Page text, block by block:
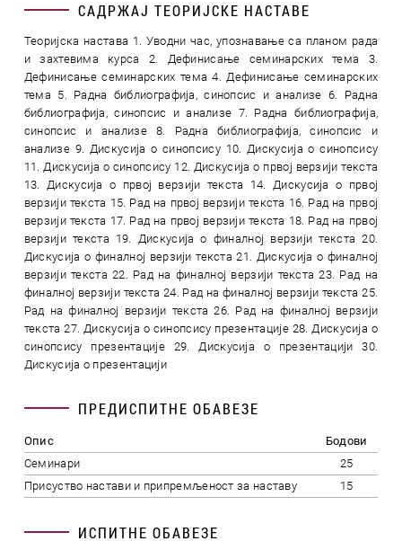
САДРЖАЈ ТЕОРИЈСКЕ НАСТАВЕ
Теоријска настава 1. Уводни час, упознавање са планом рада
и захтевима курса 2. Дефинисање семинарских тема 3.
Дефинисање семинарских тема 4. Дефинисање семинарских
тема 5. Радна библиографија, синопсис и анализе 6. Радна
библиографија, синопсис и анализе 7. Радна библиографија,
синопсис и анализе 8. Радна библиографија, синопсис и
анализе 9. Дискусија о синопсису 10. Дискусија о синопсису
11. Дискусија о синопсису 12. Дискусија о првој верзији текста
13. Дискусија о првој верзији текста 14. Дискусија о првој
верзији текста 15. Рад на првој верзији текста 16. Рад на првој
верзији текста 17. Рад на првој верзији текста 18. Рад на првој
верзији текста 19. Дискусија о финалној верзији текста 20.
Дискусија о финалној верзији текста 21. Дискусија о финалној
верзији текста 22. Рад на финалној верзији текста 23. Рад на
финалној верзији текста 24. Рад на финалној верзији текста 25.
Рад на финалној верзији текста 26. Рад на финалној верзији
текста 27. Дискусија о синопсису презентације 28. Дискусија о
синопсису презентације 29. Дискусија о презентацији 30.
Дискусија о презентацији
ПРЕДИСПИТНЕ ОБАВЕЗЕ
Опис
Бодови
Семинари
25
Присуство настави и припремљеност за наставу
15
ИСПИТНЕ ОБАВЕЗЕ